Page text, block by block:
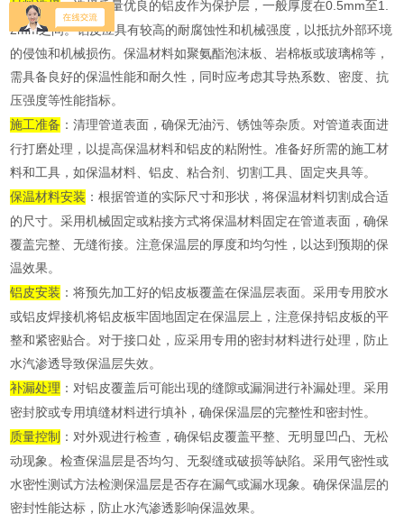
材料选择：选择质量优良的铝皮作为保护层，一般厚度在0.5mm至1.
2mm之间。铝皮应具有较高的耐腐蚀性和机械强度，以抵抗外部环境
的侵蚀和机械损伤。保温材料如聚氨酯泡沫板、岩棉板或玻璃棉等，
需具备良好的保温性能和耐久性，同时应考虑其导热系数、密度、抗
压强度等性能指标。
施工准备 ：清理管道表面，确保无油污、锈蚀等杂质。对管道表面进
行打磨处理，以提高保温材料和铝皮的粘附性。准备好所需的施工材
料和工具，如保温材料、铝皮、粘合剂、切割工具、固定夹具等。
保温材料安装 ：根据管道的实际尺寸和形状，将保温材料切割成合适
的尺寸。采用机械固定或粘接方式将保温材料固定在管道表面，确保
覆盖完整、无缝衔接。注意保温层的厚度和均匀性，以达到预期的保
温效果。
铝皮安装 ：将预先加工好的铝皮板覆盖在保温层表面。采用专用胶水
或铝皮焊接机将铝皮板牢固地固定在保温层上，注意保持铝皮板的平
整和紧密贴合。对于接口处，应采用专用的密封材料进行处理，防止
水汽渗透导致保温层失效。
补漏处理 ：对铝皮覆盖后可能出现的缝隙或漏洞进行补漏处理。采用
密封胶或专用填缝材料进行填补，确保保温层的完整性和密封性。
质量控制 ：对外观进行检查，确保铝皮覆盖平整、无明显凹凸、无松
动现象。检查保温层是否均匀、无裂缝或破损等缺陷。采用气密性或
水密性测试方法检测保温层是否存在漏气或漏水现象。确保保温层的
密封性能达标，防止水汽渗透影响保温效果。